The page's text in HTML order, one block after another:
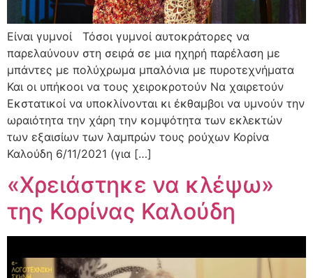
Είναι γυμνοί Τόσοι γυμνοί αυτοκράτορες να
παρελαύνουν στη σειρά σε μια ηχηρή παρέλαση με
μπάντες με πολύχρωμα μπαλόνια με πυροτεχνήματα
Και οι υπήκοοι να τους χειροκροτούν Nα χαιρετούν
Εκστατικοί να υποκλίνονται κι έκθαμβοι να υμνούν την
ωραιότητα την χάρη την κομψότητα των εκλεκτών
των εξαισίων των λαμπρών τους ρούχων Κορίνα
Καλούδη 6/11/2021 (για […]
«Χρειάστηκε να κλέψω»
της Κορίνας Καλούδη